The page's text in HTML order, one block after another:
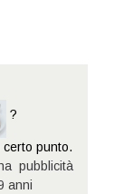
?
certo punto.
pubblicità
anni